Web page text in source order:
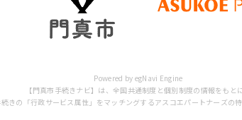
Powered by egNavi Engine
【門真市手続きナビ】は、全国共通制度と個別制度の情報をもとに
きの「行政サービス属性」をマッチングするアスコエパートナーズの